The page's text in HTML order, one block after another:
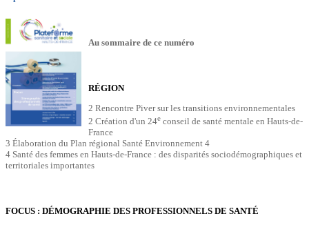
Au sommaire de ce numéro
RÉGION
2 Rencontre Piver sur les transitions environnementales
2 Création d'un 24e conseil de santé mentale en Hauts-de-
France
3 Élaboration du Plan régional Santé Environnement 4
4 Santé des femmes en Hauts-de-France : des disparités sociodémographiques et
territoriales importantes
FOCUS : DÉMOGRAPHIE DES PROFESSIONNELS DE SANTÉ